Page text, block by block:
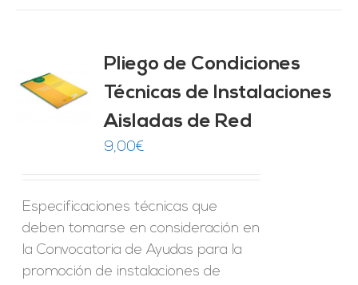
Pliego de Condiciones
Técnicas de Instalaciones
Aisladas de Red
9,00€
Especificaciones técnicas que
deben tomarse en consideración en
la Convocatoria de Ayudas para la
promoción de instalaciones de